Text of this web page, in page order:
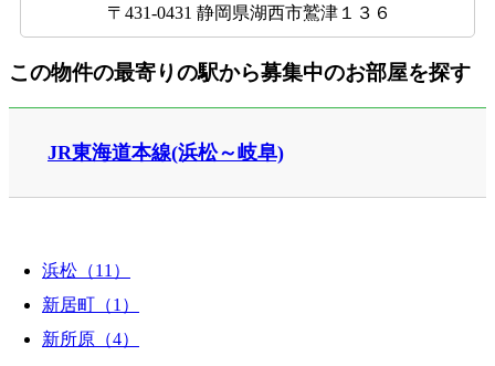
〒431-0431 静岡県湖西市鷲津１３６
この物件の最寄りの駅から募集中のお部屋を探す
JR東海道本線(浜松～岐阜)
浜松（11）
新居町（1）
新所原（4）